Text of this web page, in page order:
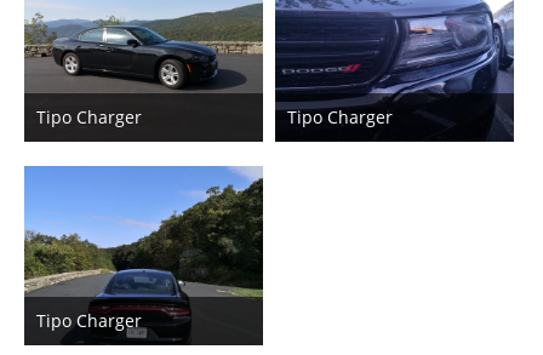
Tipo Charger
3. Oktober 2019
7
Tipo Charger
3. Oktober 2019
Tipo Charger
3. Oktober 2019